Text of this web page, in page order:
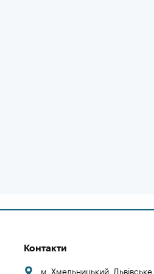
Контакти
м. Хмельницький,